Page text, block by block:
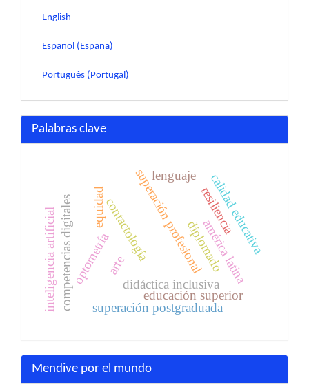
English
Español (España)
Português (Portugal)
Palabras clave
contactología diplomado
optometría superación profesional
didáctica inclusiva
educación superior
américa latina
equidad resiliencia
superación postgraduada
calidad educativa
competencias digitales
inteligencia artificial
lenguaje
arte
Mendive por el mundo